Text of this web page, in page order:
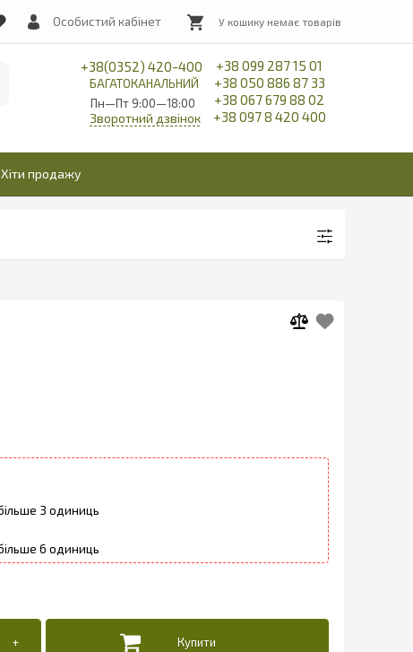
Особистий кабінет
+38(0352) 420-400
БАГАТОКАНАЛЬНИЙ
Пн—Пт 9:00—18:00
+38 099 287 15 01
+38 050 886 87 33
+38 067 679 88 02
+38 097 8 420 400
Зворотний дзвінок
Хіти продажу
3
6